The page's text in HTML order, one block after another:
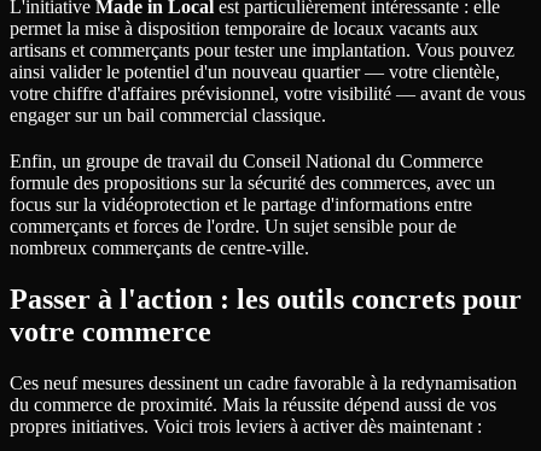
L'initiative Made in Local est particulièrement intéressante : elle
permet la mise à disposition temporaire de locaux vacants aux
artisans et commerçants pour tester une implantation. Vous pouvez
ainsi valider le potentiel d'un nouveau quartier — votre clientèle,
votre chiffre d'affaires prévisionnel, votre visibilité — avant de vous
engager sur un bail commercial classique.
Enfin, un groupe de travail du Conseil National du Commerce
formule des propositions sur la sécurité des commerces, avec un
focus sur la vidéoprotection et le partage d'informations entre
commerçants et forces de l'ordre. Un sujet sensible pour de
nombreux commerçants de centre-ville.
Passer à l'action : les outils concrets pour
votre commerce
Ces neuf mesures dessinent un cadre favorable à la redynamisation
du commerce de proximité. Mais la réussite dépend aussi de vos
propres initiatives. Voici trois leviers à activer dès maintenant :